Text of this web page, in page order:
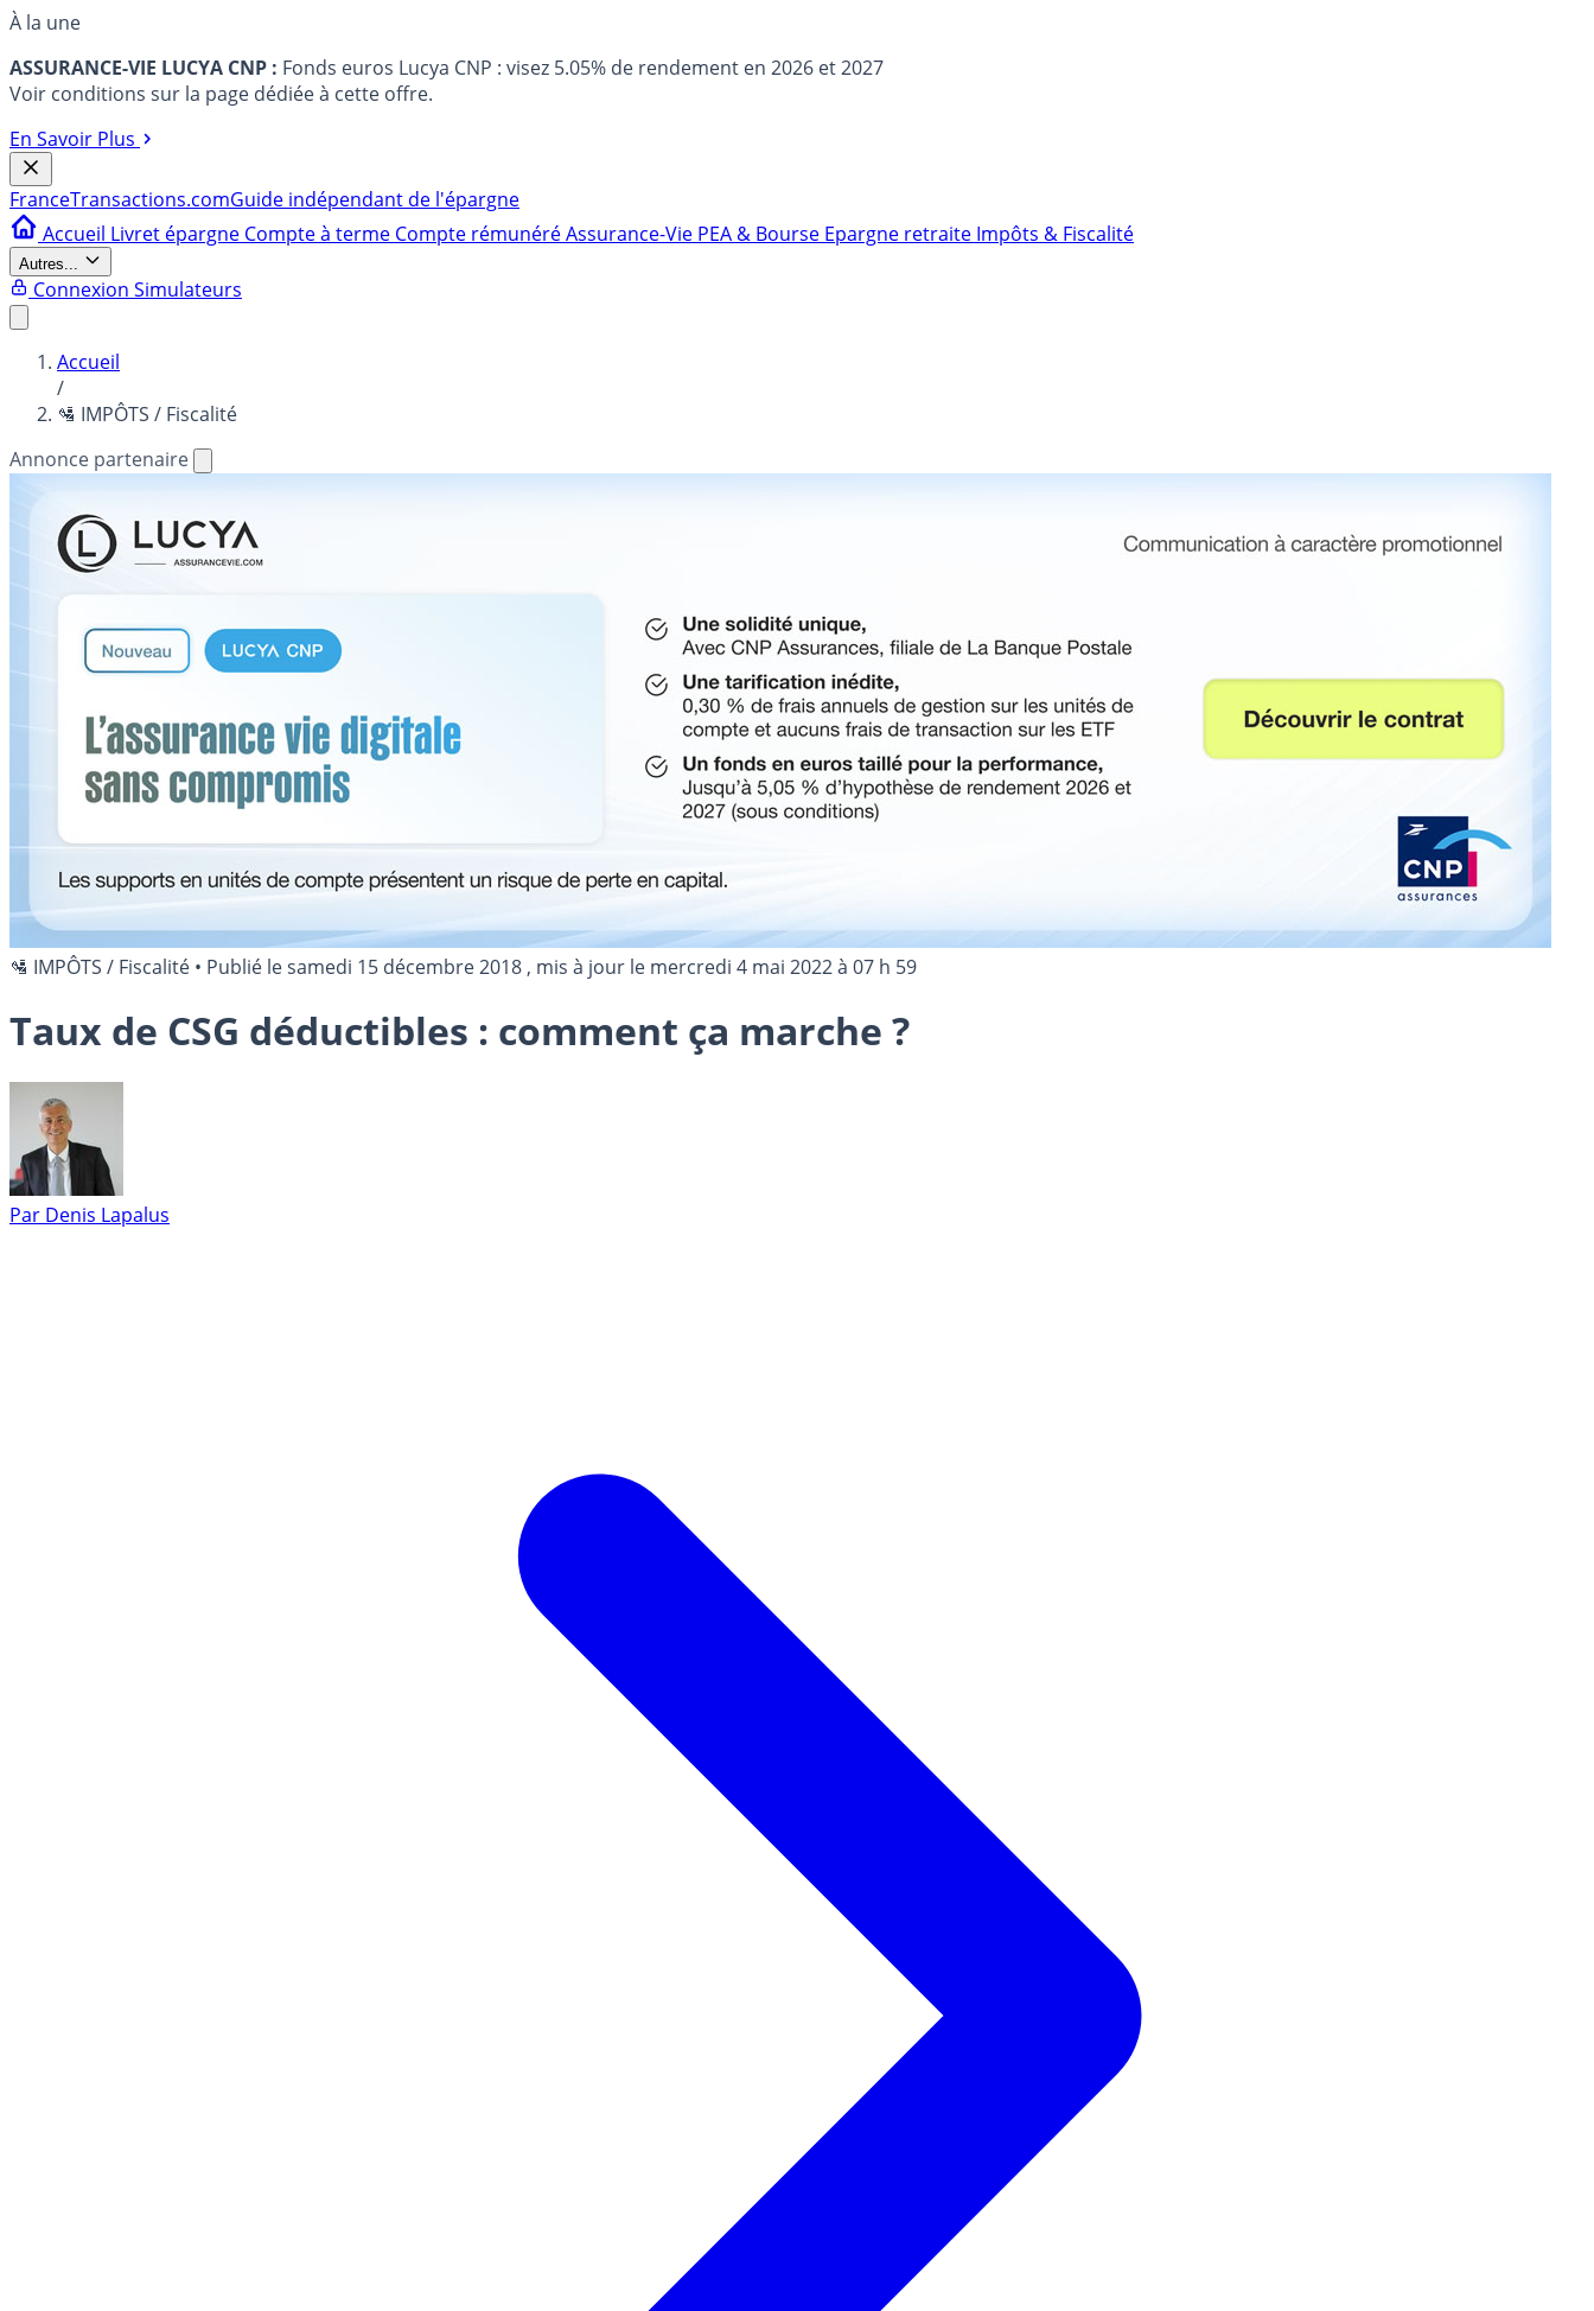
À la une
ASSURANCE-VIE LUCYA CNP : Fonds euros Lucya CNP : visez 5.05% de rendement en 2026 et 2027
Voir conditions sur la page dédiée à cette offre.
En Savoir Plus
FranceTransactions.comGuide indépendant de l'épargne
Accueil Livret épargne Compte à terme Compte rémunéréAssurance-Vie PEA & Bourse Epargne retraite Impôts & Fiscalité
Autres...
Connexion Simulateurs
Accueil
/
🛂 IMPÔTS / Fiscalité
Annonce partenaire
🛂 IMPÔTS / Fiscalité • Publié lesamedi 15 décembre 2018 , mis à jour le mercredi 4 mai 2022 à 07 h 59
Taux de CSG déductibles : comment ça marche ?
Par Denis Lapalus